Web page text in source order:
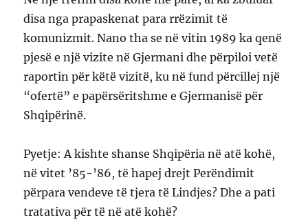
disa nga prapaskenat para rrëzimit të
komunizmit. Nano tha se në vitin 1989 ka qenë
pjesë e një vizite në Gjermani dhe përpiloi vetë
raportin për këtë vizitë, ku në fund përcillej një
“ofertë” e papërsëritshme e Gjermanisë për
Shqipërinë.
Pyetje: A kishte shanse Shqipëria në atë kohë,
në vitet ’85-’86, të hapej drejt Perëndimit
përpara vendeve të tjera të Lindjes? Dhe a pati
tratativa për të në atë kohë?